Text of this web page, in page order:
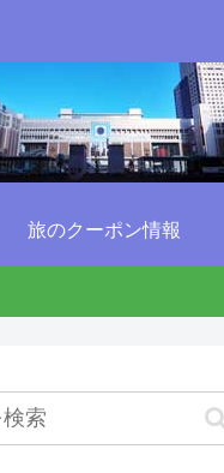
旅のクーポン情報